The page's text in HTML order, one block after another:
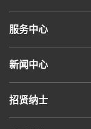
服务中心
新闻中心
招贤纳士